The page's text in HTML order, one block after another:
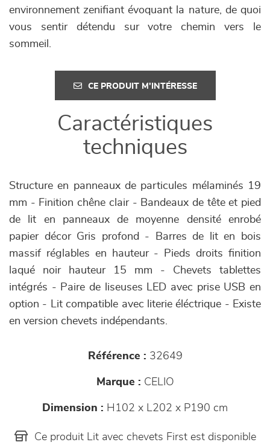
environnement zenifiant évoquant la nature, de quoi
vous sentir détendu sur votre chemin vers le
sommeil.
CE PRODUIT M'INTÉRESSE
Caractéristiques
techniques
Structure en panneaux de particules mélaminés 19
mm - Finition chêne clair - Bandeaux de tête et pied
de lit en panneaux de moyenne densité enrobé
papier décor Gris profond - Barres de lit en bois
massif réglables en hauteur - Pieds droits finition
laqué noir hauteur 15 mm - Chevets tablettes
intégrés - Paire de liseuses LED avec prise USB en
option - Lit compatible avec literie éléctrique - Existe
en version chevets indépendants.
Référence : 32649
Marque : CELIO
Dimension : H102 x L202 x P190 cm
Ce produit Lit avec chevets First est disponible